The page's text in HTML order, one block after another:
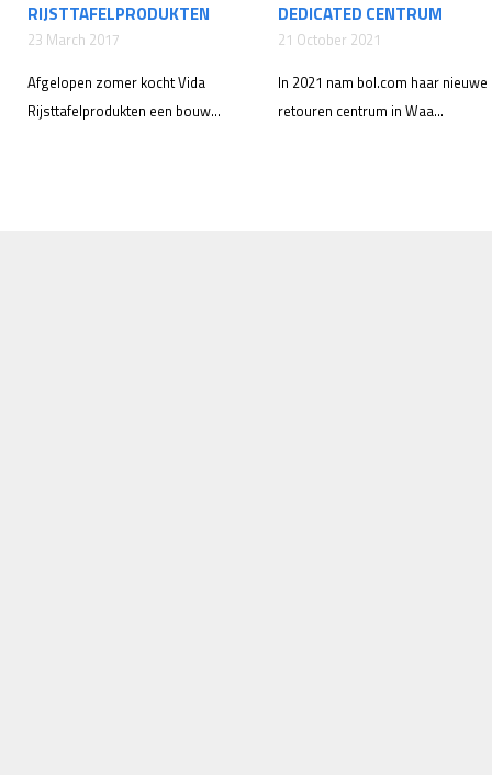
RIJSTTAFELPRODUKTEN
23 March 2017
Afgelopen zomer kocht Vida
Rijsttafelprodukten een bouw...
DEDICATED CENTRUM
21 October 2021
In 2021 nam bol.com haar nieuwe
retouren centrum in Waa...